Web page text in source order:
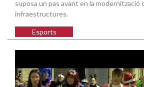
suposa un pas avant en la modernització
infraestructures.
Esports